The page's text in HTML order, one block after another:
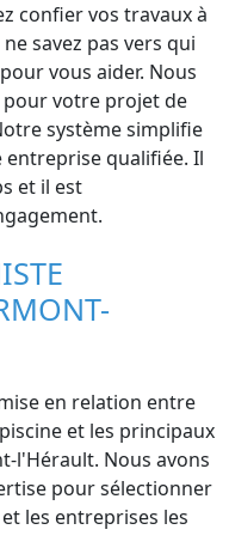
confier vos travaux à
savez pas vers qui
vous aider. Nous
votre projet de
système simplifie
entreprise qualifiée. Il
et il est
en relation entre
et les principaux
l'Hérault. Nous avons
pour sélectionner
les entreprises les